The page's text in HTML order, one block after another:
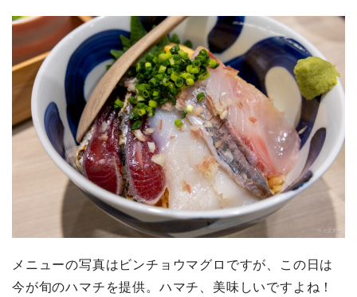
メニューの写真はビンチョウマグロですが、この日は
今が旬のハマチを提供。ハマチ、美味しいですよね！